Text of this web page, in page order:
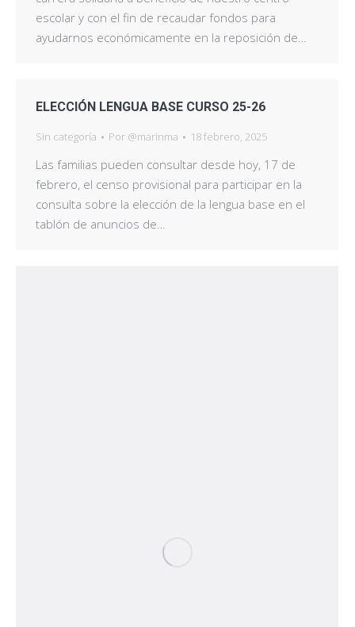
escolar y con el fin de recaudar fondos para
ayudarnos económicamente en la reposición de…
ELECCIÓN LENGUA BASE CURSO 25-26
Sin categoría Por @marinma 18 febrero, 2025
Las familias pueden consultar desde hoy, 17 de
febrero, el censo provisional para participar en la
consulta sobre la elección de la lengua base en el
tablón de anuncios de…